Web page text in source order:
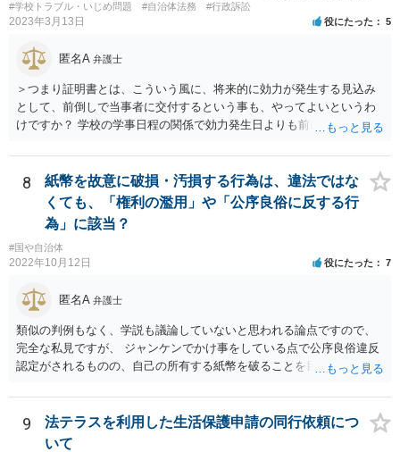
#学校トラブル・いじめ問題
#自治体法務 #行政訴訟
2023年3月13日 役にたった 5
匿名A 弁護士
＞つまり証明書とは、こういう風に、将来的に効力が発生する見込み
として、前倒しで当事者に交付するという事も、やってよいというわ
けですか？ 学校の学事日程の関係で効力発生日よりも前に交付したか
でしょう。 両者をそろえるに越したことはないですが、卒業式の日程
自体は各学校によって慣例として定められることが多いですし、学籍
離脱日も、学校によって異なるようですから、そのこと自体に特に問
題はないでしょう。 ＞万一、効力発生日より前に、その効力が無効と
なる出来事が起こったとしたら、その証明書は効力を発生する事な
く、証明書としては無効化されるということですね？ そう考えるのが
自然でしょう。 ただし、卒業証書自体は、通常記載されている内容
が、全課程を修了したという事実について記載されており、卒業式時
点では、そのこと自体は過去の事実として間違いないので、卒業証書
自体の無効かどうかという法的な効力を議論するものではないでしょ
う。 問題は、証書そのものではなく、在学中に何らかの問題を起こし
て学籍を剥奪されたかどうか、ということなので、厳密に言えば卒業
証書自体の議論とは直接関係しないと思います。
8
紙幣を故意に破損・汚損する行為は、違法ではな
くても、「権利の濫用」や「公序良俗に反する行
為」に該当？
#国や自治体
2022年10月12日 役にたった 7
匿名A 弁護士
類似の判例もなく、学説も議論していないと思われる論点ですので、
完全な私見ですが、 ジャンケンでかけ事をしている点で公序良俗違反
認定がされるものの、自己の所有する紙幣を破ることを目的とするこ
9
法テラスを利用した生活保護申請の同行依頼につ
いて